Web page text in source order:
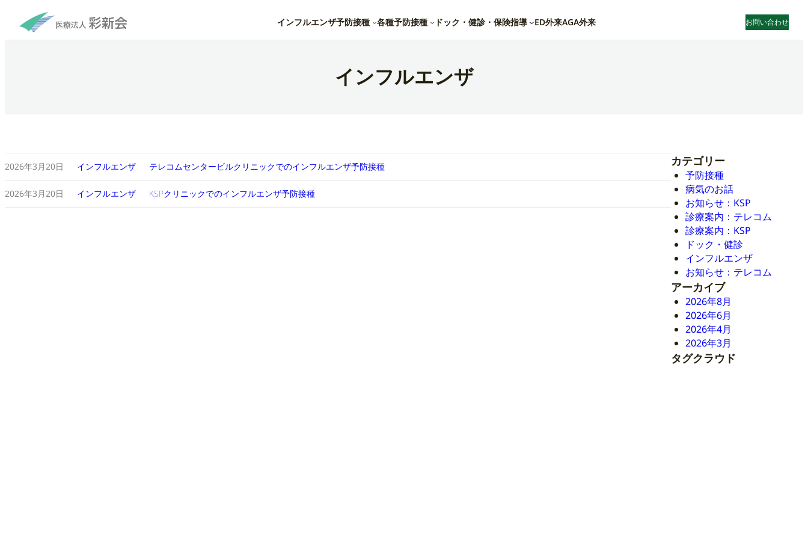
を
インフルエンザ予防接種 各種予防接種 ドック・健診・保険指導 ED外来AGA外来 お問い合わせ
インフルエンザ
2026年3月20日 インフルエンザ テレコムセンタービルクリニックでのインフルエンザ予防接種
2026年3月20日 インフルエンザ KSPクリニックでのインフルエンザ予防接種
カテゴリー
予防接種
病気のお話
お知らせ：KSP
診療案内：テレコム
診療案内：KSP
ドック・健診
インフルエンザ
お知らせ：テレコム
アーカイブ
2026年8月
2026年6月
2026年4月
2026年3月
タグクラウド